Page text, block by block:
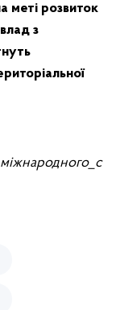
меті розвиток
з